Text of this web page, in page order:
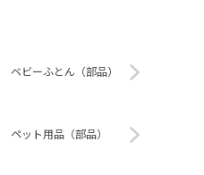
ベビーふとん（部品）
ペット用品（部品）